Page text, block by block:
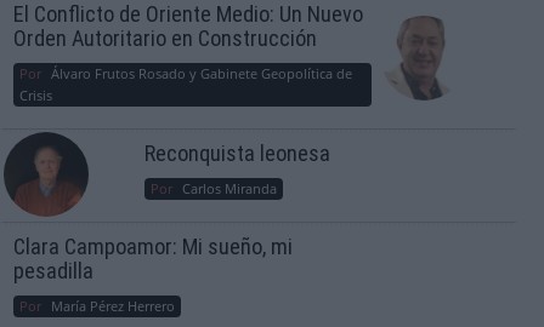
El Conflicto de Oriente Medio: Un Nuevo
Orden Autoritario en Construcción
Por Álvaro Frutos Rosado y Gabinete Geopolítica de
Crisis
Reconquista leonesa
Por Carlos Miranda
Clara Campoamor: Mi sueño, mi
pesadilla
Por María Pérez Herrero